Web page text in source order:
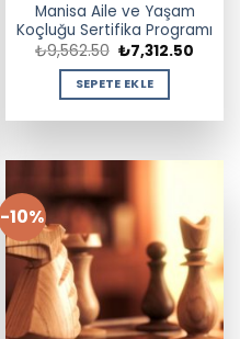
Manisa Aile ve Yaşam
Koçluğu Sertifika Programı
₺9,562.50 Orijinal
fiyat:
₺9,562.50.
₺7,312.50
SEPETE EKLE
-10%